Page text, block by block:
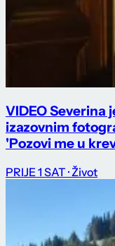
VIDEO Severina
izazovnim
'Pozovi me u
PRIJE 1 SAT · Život